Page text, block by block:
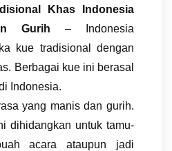
Khas Indonesia
Gurih – Indonesia
kue tradisional dengan
Berbagai kue ini berasal
Indonesia.
yang manis dan gurih.
dihidangkan untuk tamu-
acara ataupun jadi